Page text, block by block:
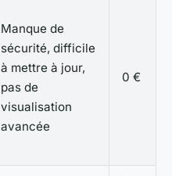
Manque de
sécurité, difficile
à mettre à jour,
pas de
visualisation
avancée
0 €